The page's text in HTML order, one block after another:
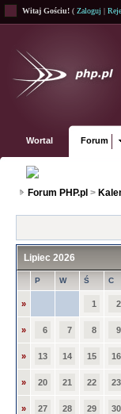
Witaj Gościu! ( Zaloguj |
Wortal Forum
Forum PHP.pl >
Lipiec 2026
P W Ś C
» 1 2
» 6 7 8 9
» 13 14 15 16
» 20 21 22 23
» 27 28 29 30